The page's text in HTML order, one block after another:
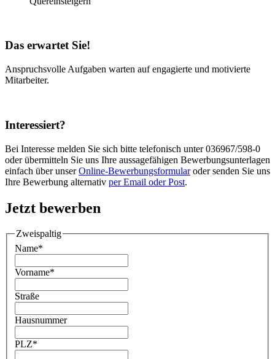
Das erwartet Sie!
Anspruchsvolle Aufgaben warten auf engagierte und motivierte
Mitarbeiter.
Interessiert?
Bei Interesse melden Sie sich bitte telefonisch unter 036967/598-0
oder übermitteln Sie uns Ihre aussagefähigen Bewerbungsunterlagen
einfach über unserOnline-Bewerbungsformularoder senden Sie uns
Ihre Bewerbung alternativ per Email oder Post.
Jetzt bewerben
Zweispaltig
Name*
Vorname*
Straße
Hausnummer
PLZ*